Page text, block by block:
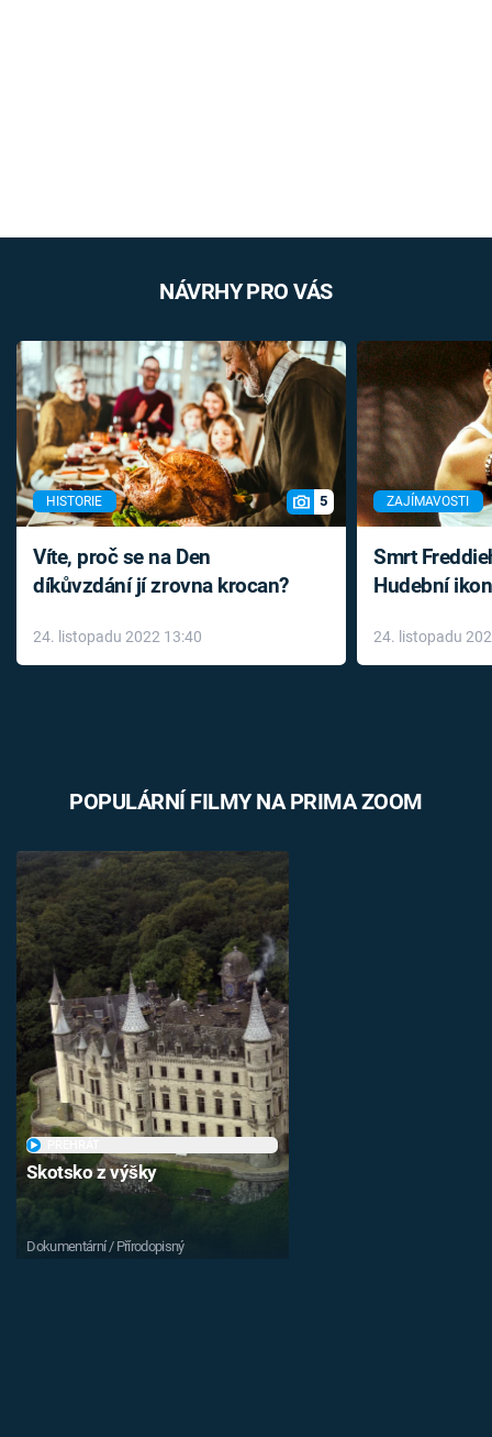
NÁVRHY PRO VÁS
HISTORIE 5
Víte, proč se na Den
díkůvzdání jí zrovna krocan?
24. listopadu 2022 13:40
ZAJÍMAVOSTI
Smrt
Hudební
léky
24. listopadu
POPULÁRNÍ FILMY NA PRIMA ZOOM
Skotsko z výšky
Dokumentární / Přírodopisný